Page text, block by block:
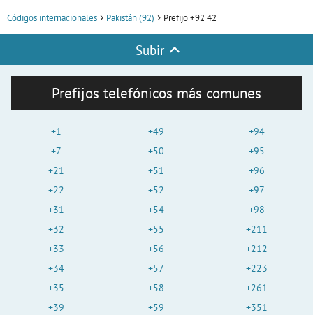
Códigos internacionales Pakistán (92) Prefijo +92 42
Subir
Prefijos telefónicos más comunes
+1
+7
+21
+22
+31
+32
+33
+34
+35
+39
+49
+50
+51
+52
+54
+55
+56
+57
+58
+59
+94
+95
+96
+97
+98
+211
+212
+223
+261
+351